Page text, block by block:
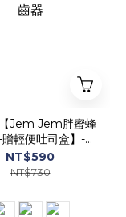
Jem Jem胖蜜蜂
輕便吐司盒】-韓
TEM固齒器
NT$590
NT$730